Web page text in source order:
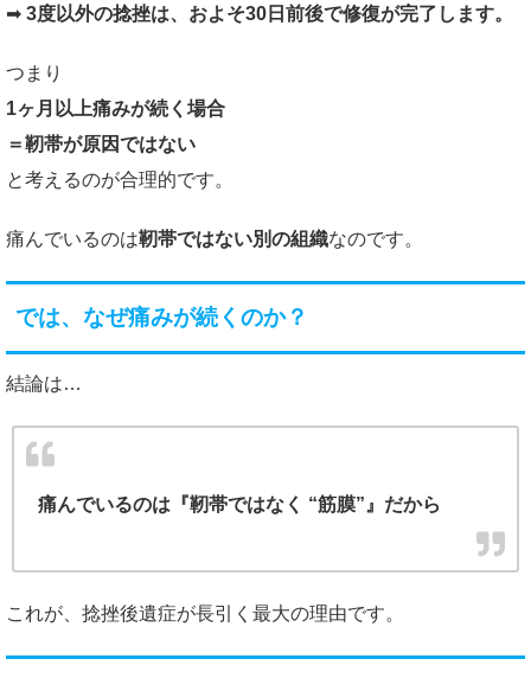
➡ 3度以外の捻挫は、およそ30日前後で修復が完了します。
つまり
1ヶ月以上痛みが続く場合
＝靭帯が原因ではない
と考えるのが合理的です。
痛んでいるのは靭帯ではない別の組織なのです。
では、なぜ痛みが続くのか？
結論は…
痛んでいるのは『靭帯ではなく “筋膜”』だから
これが、捻挫後遺症が長引く最大の理由です。